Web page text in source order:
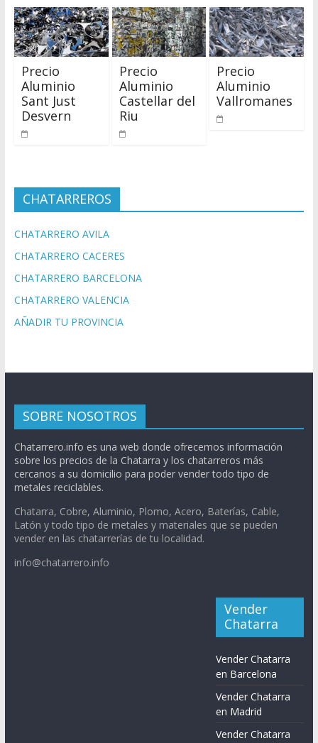
Precio
Aluminio
Sant Just
Desvern
Precio
Aluminio
Castellar del
Riu
Precio
Aluminio
Vallromanes
CHATARREROS
CHATARRERO AVILA
CHATARRERO CACERES
CHATARRERO BARCELONA
CHATARRERO VALENCIA
AÑADIR TU PROVINCIA
SOBRE NOSOTROS
Chatarrero.info es una web donde ofrecemos información
sobre los precios de la Chatarra y los chatarreros más
cercanos a su domicilio para poder vender todo tipo de
metales reciclables.
Chatarra, Cobre, Aluminio, Plomo, Acero, Baterías, Cable,
Latón y todo tipo de metales y materiales que se pueden
vender en las chatarrerías de tu localidad.
info@chatarrero.info
Vender
Chatarra
Vender Chatarra
en Barcelona
Vender Chatarra
en Madrid
Vender Chatarra